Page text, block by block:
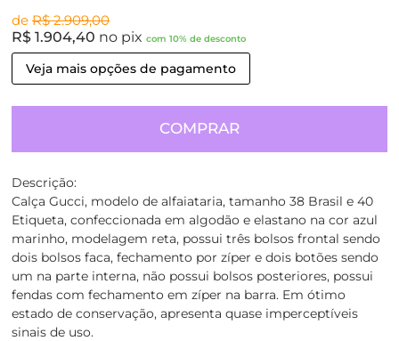
de R$ 2.909,00
R$ 1.904,40 no pix com 10% de desconto
Veja mais opções de pagamento
COMPRAR
Descrição:
Calça Gucci, modelo de alfaiataria, tamanho 38 Brasil e 40
Etiqueta, confeccionada em algodão e elastano na cor azul
marinho, modelagem reta, possui três bolsos frontal sendo
dois bolsos faca, fechamento por zíper e dois botões sendo
um na parte interna, não possui bolsos posteriores, possui
fendas com fechamento em zíper na barra. Em ótimo
estado de conservação, apresenta quase imperceptíveis
sinais de uso.